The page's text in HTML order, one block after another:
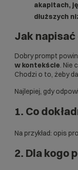
akapitach,
dłuższych
Jak
Dobry prompt
w kontekście. Nie
Chodzi o to, żeby
Najlepiej, gdy
1. Co
Na przykład: opis
2. Dla kogo